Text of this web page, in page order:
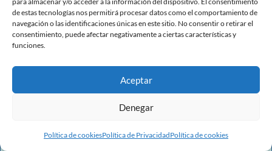
de estas tecnologías nos permitirá procesar datos como el comportamiento de
navegación o las identificaciones únicas en este sitio. No consentir o retirar el
consentimiento, puede afectar negativamente a ciertas características y
funciones.
Aceptar
Denegar
Política de cookiesPolítica de PrivacidadPolítica de cookies
Turismo y Hostelería